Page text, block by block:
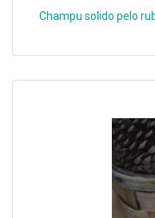
Champu solido pelo